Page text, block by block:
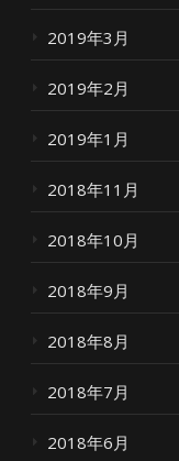
2019年3月
2019年2月
2019年1月
2018年11月
2018年10月
2018年9月
2018年8月
2018年7月
2018年6月